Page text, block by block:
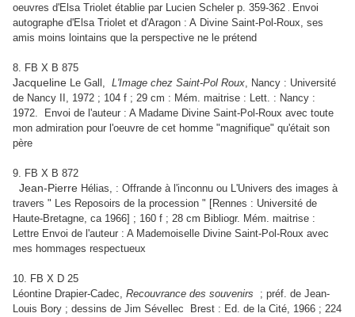
oeuvres d'Elsa Triolet établie par Lucien Scheler p. 359-362
Envoi
autographe d'Elsa Triolet et d'Aragon : A Divine Saint-Pol-Roux, ses
amis moins lointains que la perspective ne le prétend
8. FB X B 875
Jacqueline Le Gall, L'Image chez Saint-Pol Roux, Nancy : Université
de Nancy II, 1972 ; 104 f ; 29 cm : Mém. maitrise : Lett. : Nancy :
1972.
Envoi de l'auteur : A Madame Divine Saint-Pol-Roux avec toute
mon admiration pour l'oeuvre de cet homme "magnifique" qu'était son
père
9. FB X B 872
Jean-Pierre Hélias, : Offrande à l'inconnu ou L'Univers des images à
travers " Les Reposoirs de la procession " [Rennes : Université de
Haute-Bretagne, ca 1966] ; 160 f ; 28 cm Bibliogr. Mém. maitrise :
Lettre Envoi de l'auteur : A Mademoiselle Divine Saint-Pol-Roux avec
mes hommages respectueux
10. FB X D 25
Léontine Drapier-Cadec, Recouvrance des souvenirs ; préf. de Jean-
Louis Bory ; dessins de Jim Sévellec Brest : Ed. de la Cité, 1966 ; 224